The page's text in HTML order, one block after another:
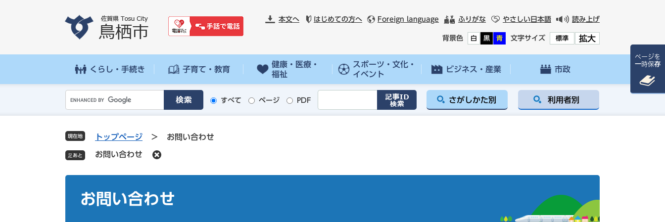
先
を
本文へ はじめての方へ Foreign language ふりがな やさしい日本語 読み上げ
背景色 白 黒 青 文字サイズ 標準 拡大
くらし・手続き 子育て・教育
健康・医療・
福祉
スポーツ・文化・
イベント
ビジネス・産業 市政
o
g
l
e
ス
すべて ページ PDF さがしかた別 利用者別
現在地 トップページ > お問い合わせ
お問い合わせ
お問い合わせ
ページを
一時保存